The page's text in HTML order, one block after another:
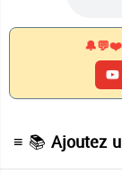
❤️💬🔔
≡ 📚 Ajoutez